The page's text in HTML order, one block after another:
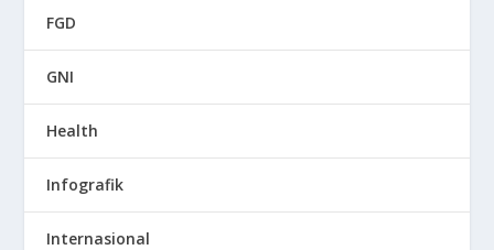
FGD
GNI
Health
Infografik
Internasional